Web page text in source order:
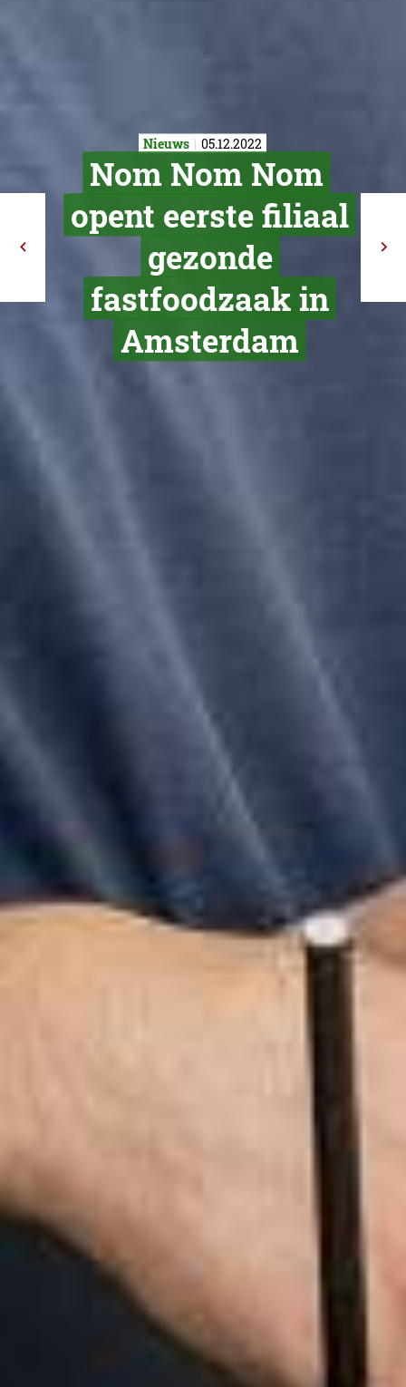
Nieuws 05.12.2022
Nom Nom
opent eerste
gezonde